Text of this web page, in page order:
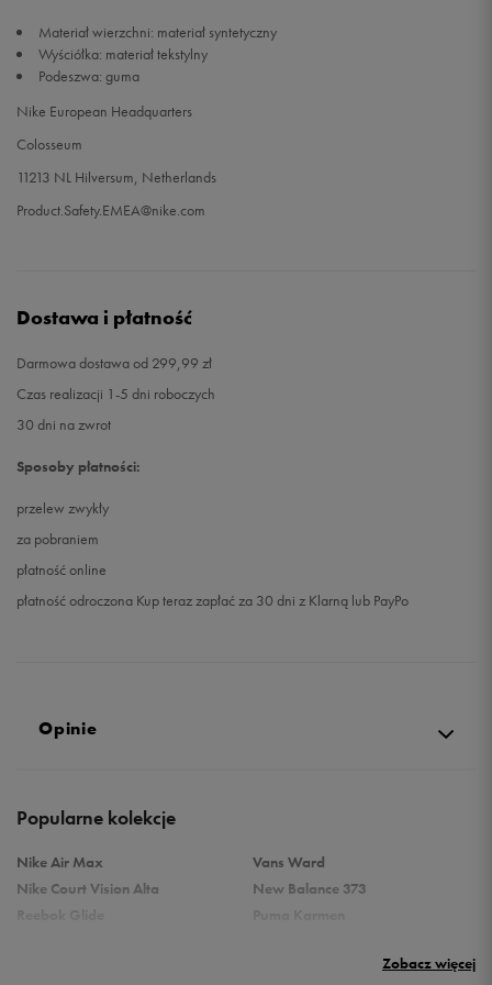
Materiał wierzchni: materiał syntetyczny
Wyściółka: materiał tekstylny
Podeszwa: guma
Nike European Headquarters
Colosseum
11213 NL Hilversum, Netherlands
Product.Safety.EMEA@nike.com
Dostawa i płatność
Darmowa dostawa od 299,99 zł
Czas realizacji 1-5 dni roboczych
30 dni na zwrot
Sposoby płatności:
przelew zwykły
za pobraniem
płatność online
płatność odroczona Kup teraz zapłać za 30 dni z Klarną lub PayPo
Opinie
Popularne kolekcje
Nike Air Max
Nike Court Vision Alta
Vans Ward
New Balance 373
Zobacz więcej